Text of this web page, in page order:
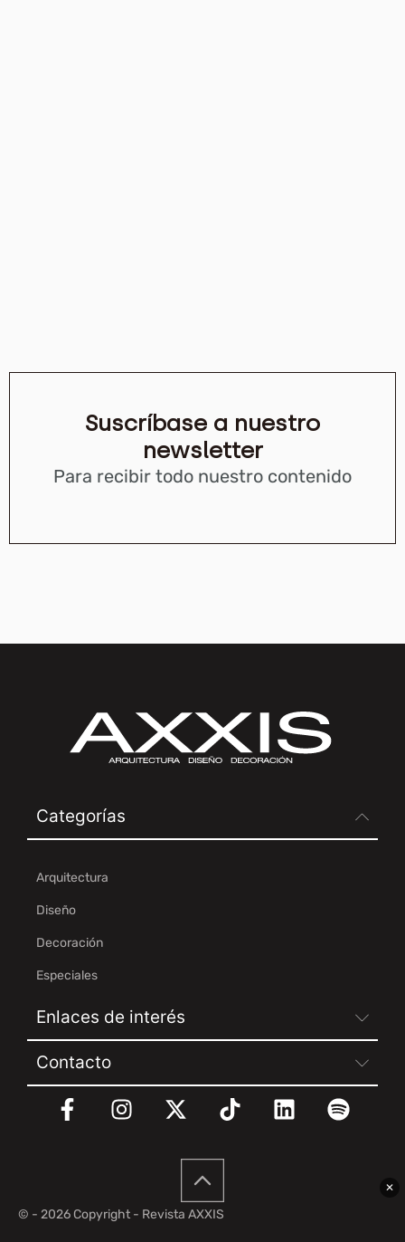
Suscríbase a nuestro
newsletter
Para recibir todo nuestro contenido
✕
Categorías
Arquitectura
Diseño
Decoración
Especiales
Enlaces de interés
Contacto
© - 2026 Copyright - Revista AXXIS